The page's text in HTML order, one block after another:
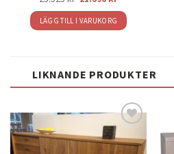
LÄGG TILL I VARUKORG
LIKNANDE PRODUKTER
Lägg